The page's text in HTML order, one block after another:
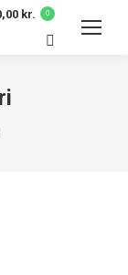
kr. 0
Search: